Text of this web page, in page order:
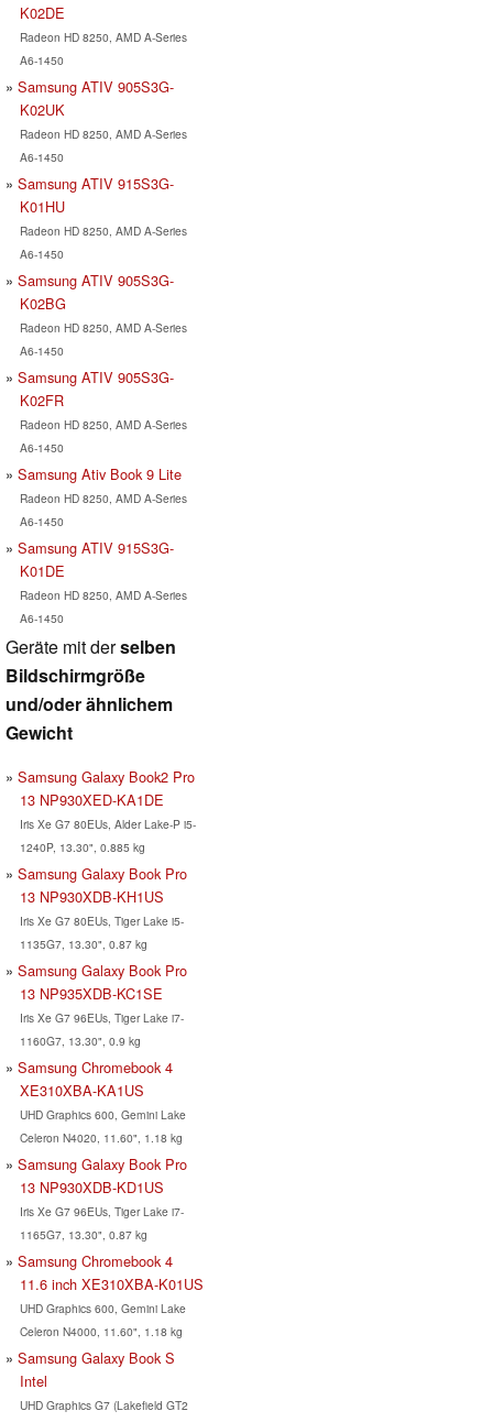
K02DE
Radeon HD 8250, AMD A-Series
A6-1450
Samsung ATIV 905S3G-
K02UK
Radeon HD 8250, AMD A-Series
A6-1450
Samsung ATIV 915S3G-
K01HU
Radeon HD 8250, AMD A-Series
A6-1450
Samsung ATIV 905S3G-
K02BG
Radeon HD 8250, AMD A-Series
A6-1450
Samsung ATIV 905S3G-
K02FR
Radeon HD 8250, AMD A-Series
A6-1450
Samsung Ativ Book 9 Lite
Radeon HD 8250, AMD A-Series
A6-1450
Samsung ATIV 915S3G-
K01DE
Radeon HD 8250, AMD A-Series
A6-1450
Geräte mit derselben
Bildschirmgröße
und/oder ähnlichem
Gewicht
Samsung Galaxy Book2 Pro
13 NP930XED-KA1DE
Iris Xe G7 80EUs, Alder Lake-P i5-
1240P, 13.30", 0.885 kg
Samsung Galaxy Book Pro
13 NP930XDB-KH1US
Iris Xe G7 80EUs, Tiger Lake i5-
1135G7, 13.30", 0.87 kg
Samsung Galaxy Book Pro
13 ‎NP935XDB-KC1SE
Iris Xe G7 96EUs, Tiger Lake i7-
1160G7, 13.30", 0.9 kg
Samsung Chromebook 4
XE310XBA-KA1US
UHD Graphics 600, Gemini Lake
Celeron N4020, 11.60", 1.18 kg
Samsung Galaxy Book Pro
13 NP930XDB-KD1US
Iris Xe G7 96EUs, Tiger Lake i7-
1165G7, 13.30", 0.87 kg
Samsung Chromebook 4
11.6 inch XE310XBA-K01US
UHD Graphics 600, Gemini Lake
Celeron N4000, 11.60", 1.18 kg
Samsung Galaxy Book S
Intel
UHD Graphics G7 (Lakefield GT2